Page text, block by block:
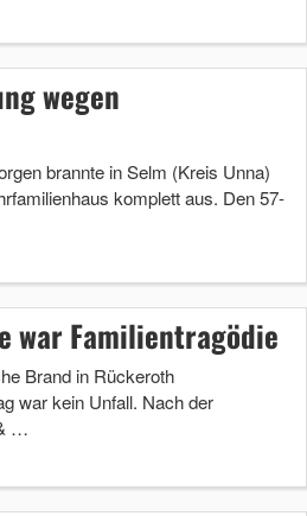
wegen
brannte in Selm (Kreis Unna)
komplett aus. Den 57-
war Familientragödie
Brand in Rückeroth
war kein Unfall. Nach der
…